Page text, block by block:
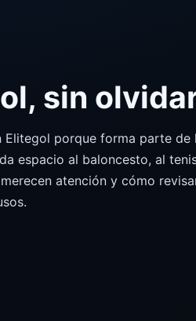
sin
porque forma parte
espacio al baloncesto, al
atención y cómo